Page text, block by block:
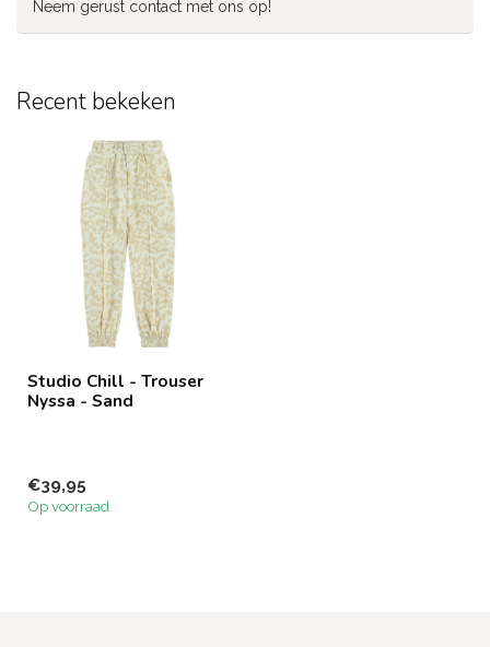
Neem gerust contact met ons op!
Recent bekeken
Studio Chill - Trouser
Nyssa - Sand
€39,95
Op voorraad